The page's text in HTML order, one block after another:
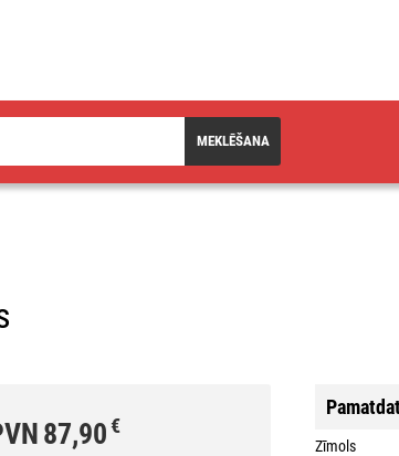
MEKLĒŠANA
87,90€
Zīmols